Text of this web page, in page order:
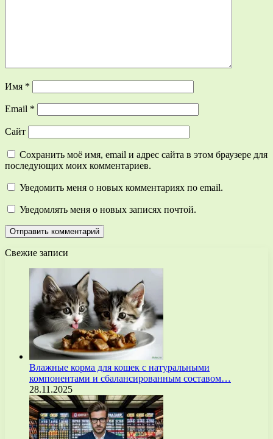
Имя *
Email *
Сайт
Сохранить моё имя, email и адрес сайта в этом браузере для
последующих моих комментариев.
Уведомить меня о новых комментариях по email.
Уведомлять меня о новых записях почтой.
Свежие записи
Влажные корма для кошек с натуральными
компонентами и сбалансированным составом…
28.11.2025